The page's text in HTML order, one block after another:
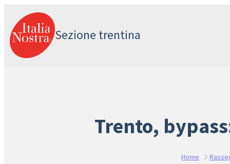
al
contenuto
Sezione trentina
Trento,
Home